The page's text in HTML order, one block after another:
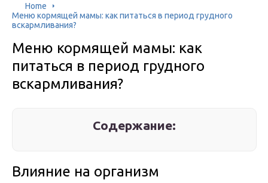
Home
Меню кормящей мамы: как питаться в период грудного
вскармливания?
Меню кормящей мамы: как
питаться в период грудного
вскармливания?
Содержание:
Влияние на организм